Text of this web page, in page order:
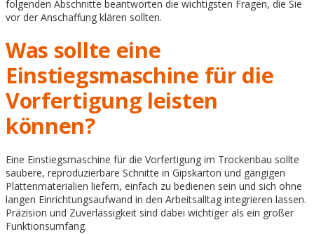
folgenden Abschnitte beantworten die wichtigsten Fragen, die Sie
vor der Anschaffung klären sollten.
Was sollte eine
Einstiegsmaschine für die
Vorfertigung leisten
können?
Eine Einstiegsmaschine für die Vorfertigung im Trockenbau sollte
saubere, reproduzierbare Schnitte in Gipskarton und gängigen
Plattenmaterialien liefern, einfach zu bedienen sein und sich ohne
langen Einrichtungsaufwand in den Arbeitsalltag integrieren lassen.
Präzision und Zuverlässigkeit sind dabei wichtiger als ein großer
Funktionsumfang.